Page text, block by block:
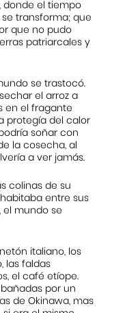
donde el tiempo
transforma; que
que no pudo
patriarcales y
se trastocó.
el arroz a
en el fragante
protegía del calor
soñar con
la cosecha, al
a ver jamás.
colinas de su
entre sus
el mundo se
italiano, los
las faldas
el café etíope.
por un
de Okinawa, mas